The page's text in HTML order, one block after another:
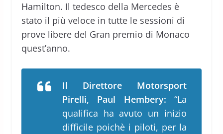
Hamilton. Il tedesco della Mercedes è
stato il più veloce in tutte le sessioni di
prove libere del Gran premio di Monaco
quest’anno.
Il Direttore Motorsport
Pirelli, Paul Hembery: “La
qualifica ha avuto un inizio
difficile poichè i piloti, per la